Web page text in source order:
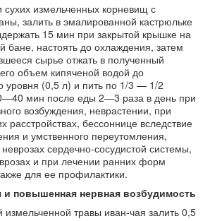
сухих измельченных корневищ с
залить в эмалированной кастрюльке
15 мин при закрытой крышке на
бане, настоять до охлаждения, затем
сырье отжать в полученный
объем кипяченой водой до
уровня (0,5 л) и пить по 1/3 — 1/2
мин после еды 2—3 раза в день при
возбуждения, неврастении, при
расстройствах, бессоннице вследствие
и умственного переутомления,
сердечно-сосудистой системы,
и при лечении ранних форм
для ее профилактики.
и повышенная нервная возбудимость
измельченной травы иван-чая залить 0,5